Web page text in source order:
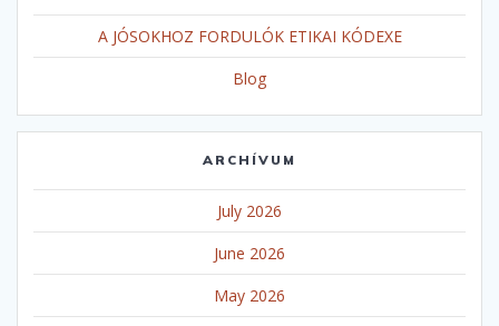
A JÓSOKHOZ FORDULÓK ETIKAI KÓDEXE
Blog
ARCHÍVUM
July 2026
June 2026
May 2026